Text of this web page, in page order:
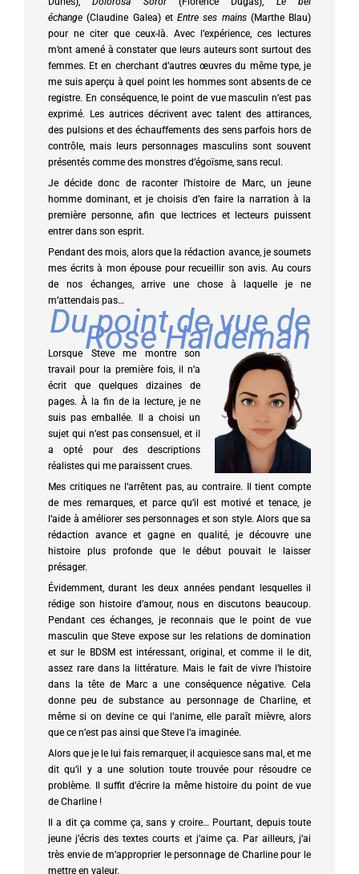
échange (Claudine Galea) et Entre ses mains(Marthe Blau)
pour ne citer que ceux-là. Avec l’expérience, ces lectures
m’ont amené à constater que leurs auteurs sont surtout des
femmes. Et en cherchant d’autres œuvres du même type, je
me suis aperçu à quel point les hommes sont absents de ce
registre. En conséquence, le point de vue masculin n’est pas
exprimé. Les autrices décrivent avec talent des attirances,
des pulsions et des échauffements des sens parfois hors de
contrôle, mais leurs personnages masculins sont souvent
présentés comme des monstres d’égoïsme, sans recul.
Je décide donc de raconter l’histoire de Marc, un jeune
homme dominant, et je choisis d’en faire la narration à la
première personne, afin que lectrices et lecteurs puissent
entrer dans son esprit.
Pendant des mois, alors que la rédaction avance, je soumets
mes écrits à mon épouse pour recueillir son avis. Au cours
de nos échanges, arrive une chose à laquelle je ne
m’attendais pas…
Du point de vue de
Rose Haldeman
Lorsque Steve me montre son
travail pour la première fois, il n’a
écrit que quelques dizaines de
pages. À la fin de la lecture, je ne
suis pas emballée. Il a choisi un
sujet qui n’est pas consensuel, et il
a opté pour des descriptions
réalistes qui me paraissent crues.
Mes critiques ne l’arrêtent pas, au contraire. Il tient compte
de mes remarques, et parce qu’il est motivé et tenace, je
l’aide à améliorer ses personnages et son style. Alors que sa
rédaction avance et gagne en qualité, je découvre une
histoire plus profonde que le début pouvait le laisser
présager.
Évidemment, durant les deux années pendant lesquelles il
rédige son histoire d’amour, nous en discutons beaucoup.
Pendant ces échanges, je reconnais que le point de vue
masculin que Steve expose sur les relations de domination
et sur le BDSM est intéressant, original, et comme il le dit,
assez rare dans la littérature. Mais le fait de vivre l’histoire
dans la tête de Marc a une conséquence négative. Cela
donne peu de substance au personnage de Charline, et
même si on devine ce qui l’anime, elle paraît mièvre, alors
que ce n’est pas ainsi que Steve l’a imaginée.
Alors que je le lui fais remarquer, il acquiesce sans mal, et me
dit qu’il y a une solution toute trouvée pour résoudre ce
problème. Il suffit d’écrire la même histoire du point de vue
de Charline !
Il a dit ça comme ça, sans y croire… Pourtant, depuis toute
jeune j’écris des textes courts et j’aime ça. Par ailleurs, j’ai
très envie de m’approprier le personnage de Charline pour le
mettre en valeur.